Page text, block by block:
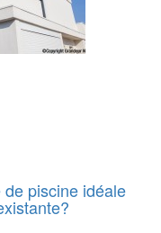
piscine idéale